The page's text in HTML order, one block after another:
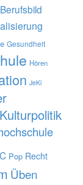
Berufsbild
Gesundheit
Hören
JeKi
Kulturpolitik
Pop Recht
Üben